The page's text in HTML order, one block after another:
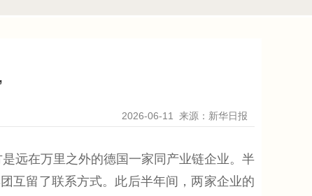
2026-06-11 来源：新华日报
远在万里之外的德国一家同产业链企业。半
互留了联系方式。此后半年间，两家企业的